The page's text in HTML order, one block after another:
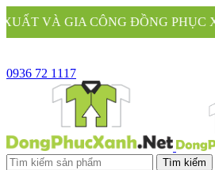
ĐỒNG PHỤC XANH KÍNH
0936 72 1117
Tìm kiếm